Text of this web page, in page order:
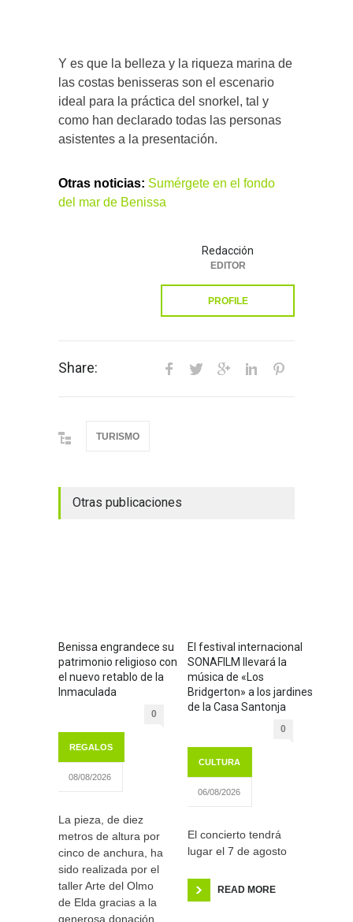
Y es que la belleza y la riqueza marina de
las costas benisseras son el escenario
ideal para la práctica del snorkel, tal y
como han declarado todas las personas
asistentes a la presentación.
Otras noticias: Sumérgete en el fondo
del mar de Benissa
Redacción
EDITOR
PROFILE
Share:
TURISMO
Otras publicaciones
Benissa engrandece su
patrimonio religioso con
el nuevo retablo de la
Inmaculada
0
REGALOS
08/08/2026
La pieza, de diez
metros de altura por
cinco de anchura, ha
sido realizada por el
taller Arte del Olmo
de Elda gracias a la
generosa donación
El festival internacional
SONAFILM llevará la
música de «Los
Bridgerton» a los jardines
de la Casa Santonja
0
CULTURA
06/08/2026
El concierto tendrá
lugar el 7 de agosto
READ MORE